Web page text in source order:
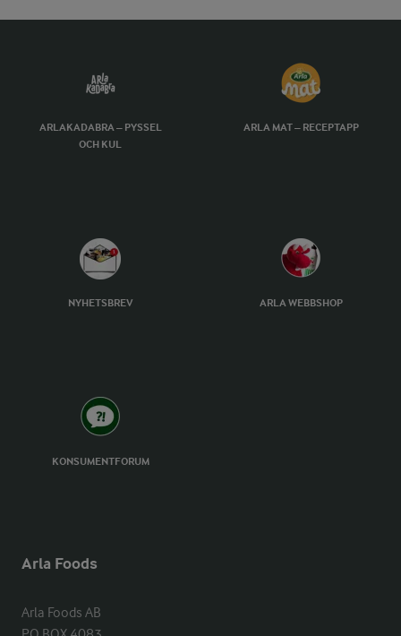
ARLAKADABRA – PYSSEL
OCH KUL
ARLA MAT – RECEPTAPP
NYHETSBREV ARLA WEBBSHOP
KONSUMENTFORUM
Arla Foods
Arla Foods AB